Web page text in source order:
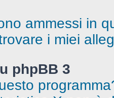
ammessi in
i miei
phpBB 3